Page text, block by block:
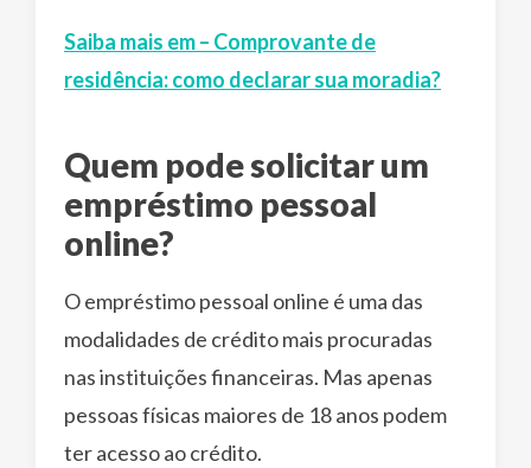
Saiba mais em – Comprovante de
residência: como declarar sua moradia?
Quem pode solicitar um
empréstimo pessoal
online?
O empréstimo pessoal online é uma das
modalidades de crédito mais procuradas
nas instituições financeiras. Mas apenas
pessoas físicas maiores de 18 anos podem
ter acesso ao crédito.